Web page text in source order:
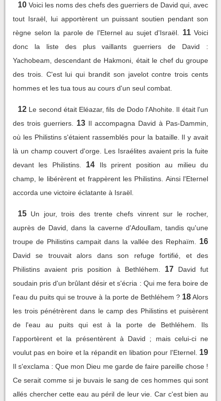
10 Voici les noms des chefs des guerriers de David qui, avec
tout Israël, lui apportèrent un puissant soutien pendant son
règne selon la parole de l'Eternel au sujet d'Israël.
11 Voici
donc la liste des plus vaillants guerriers de David :
Yachobeam, descendant de Hakmoni, était le chef du groupe
des trois. C'est lui qui brandit son javelot contre trois cents
hommes et les tua tous au cours d'un seul combat.
12 Le second était Eléazar, fils de Dodo l'Ahohite. Il était l'un
des trois guerriers.
13 Il accompagna David à Pas-Dammin,
où les Philistins s'étaient rassemblés pour la bataille. Il y avait
là un champ couvert d'orge. Les Israélites avaient pris la fuite
devant les Philistins.
14
Ils prirent position au milieu du
champ, le libérèrent et frappèrent les Philistins. Ainsi l'Eternel
accorda une victoire éclatante à Israël.
15 Un jour, trois des trente chefs vinrent sur le rocher,
auprès de David, dans la caverne d'Adoullam, tandis qu'une
troupe de Philistins campait dans la vallée des Rephaïm.
16
David se trouvait alors dans son refuge fortifié, et des
Philistins avaient pris position à Bethléhem.
17
David fut
soudain pris d'un brûlant désir et s'écria : Qui me fera boire de
l'eau du puits qui se trouve à la porte de Bethléhem ? 18Alors
les trois pénétrèrent dans le camp des Philistins et puisèrent
de l'eau au puits qui est à la porte de Bethléhem. Ils
l'apportèrent et la présentèrent à David ; mais celui-ci ne
voulut pas en boire et la répandit en libation pour l'Eternel. 19
Il s'exclama : Que mon Dieu me garde de faire pareille chose !
Ce serait comme si je buvais le sang de ces hommes qui sont
allés chercher cette eau au péril de leur vie. Car c'est bien au